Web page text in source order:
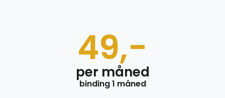
49,-
per måned
binding 1 måned